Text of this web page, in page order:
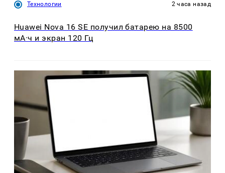
Технологии 2 часа назад
Huawei Nova 16 SE получил батарею на 8500
мА·ч и экран 120 Гц